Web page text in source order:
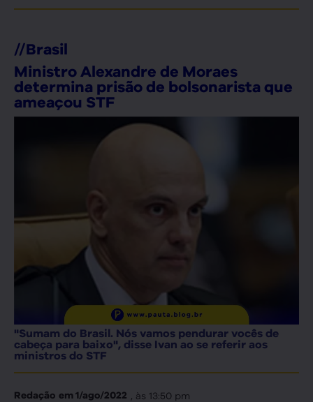
//Brasil
Ministro Alexandre de Moraes
determina prisão de bolsonarista que
ameaçou STF
"Sumam do Brasil. Nós vamos pendurar vocês de
cabeça para baixo", disse Ivan ao se referir aos
ministros do STF
Redação em1/ago/2022 , às 13:50 pm